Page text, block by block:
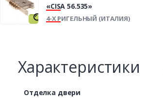
«CISA 56.535»
4-Х РИГЕЛЬНЫЙ (ИТАЛИЯ)
Характеристики
Отделка двери